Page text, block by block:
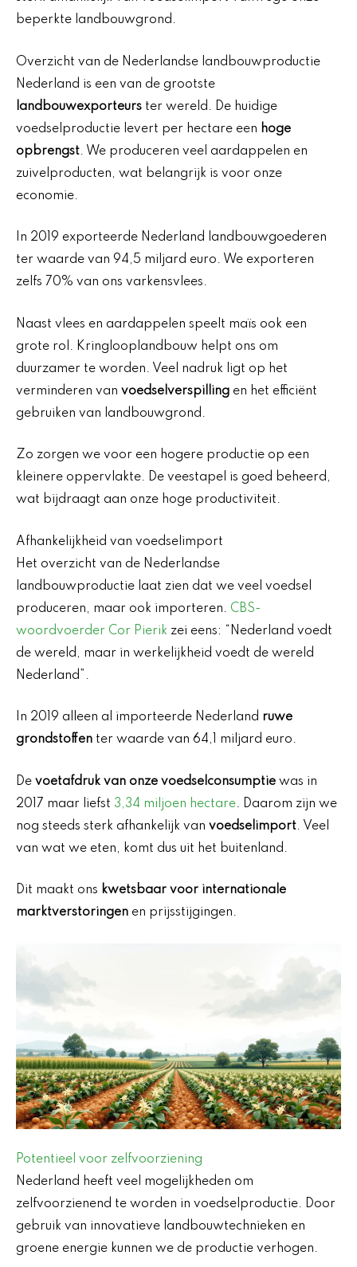
beperkte landbouwgrond.
Overzicht van de Nederlandse landbouwproductie
Nederland is een van de grootste
landbouwexporteurs ter wereld. De huidige
voedselproductie levert per hectare een hoge
opbrengst. We produceren veel aardappelen en
zuivelproducten, wat belangrijk is voor onze
economie.
In 2019 exporteerde Nederland landbouwgoederen
ter waarde van 94,5 miljard euro. We exporteren
zelfs 70% van ons varkensvlees.
Naast vlees en aardappelen speelt maïs ook een
grote rol. Kringlooplandbouw helpt ons om
duurzamer te worden. Veel nadruk ligt op het
verminderen van voedselverspilling en het efficiënt
gebruiken van landbouwgrond.
Zo zorgen we voor een hogere productie op een
kleinere oppervlakte. De veestapel is goed beheerd,
wat bijdraagt aan onze hoge productiviteit.
Afhankelijkheid van voedselimport
Het overzicht van de Nederlandse
landbouwproductie laat zien dat we veel voedsel
produceren, maar ook importeren. CBS-
woordvoerder Cor Pierik zei eens: “Nederland voedt
de wereld, maar in werkelijkheid voedt de wereld
Nederland”.
In 2019 alleen al importeerde Nederland ruwe
grondstoffen ter waarde van 64,1 miljard euro.
De voetafdruk van onze voedselconsumptie was in
2017 maar liefst 3,34 miljoen hectare. Daarom zijn we
nog steeds sterk afhankelijk van voedselimport. Veel
van wat we eten, komt dus uit het buitenland.
Dit maakt ons kwetsbaar voor internationale
marktverstoringen en prijsstijgingen.
Potentieel voor zelfvoorziening
Nederland heeft veel mogelijkheden om
zelfvoorzienend te worden in voedselproductie. Door
gebruik van innovatieve landbouwtechnieken en
groene energie kunnen we de productie verhogen.